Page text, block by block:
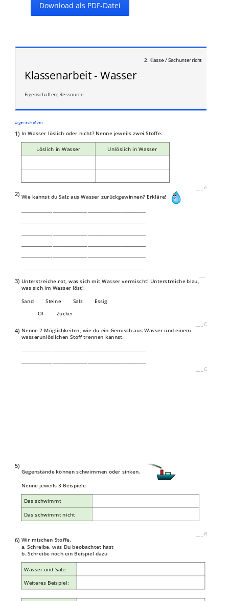
Download als PDF-Datei
2. Klasse / Sachunterricht
Klassenarbeit - Wasser
Eigenschaften; Ressource
Eigenschaften
1) In Wasser löslich oder nicht? Nenne jeweils zwei Stoffe.
Löslich in Wasser Unlöslich in Wasser
/4P
2) Wie kannst du Salz aus Wasser zurückgewinnen? Erkläre!
3) Unterstreiche rot, was sich mit Wasser vermischt! Unterstreiche blau,
was sich im Wasser löst!
Sand Steine Salz Essig
Öl Zucker
/3P
4) Nenne 2 Möglichkeiten, wie du ein Gemisch aus Wasser und einem
wasserunlöslichen Stoff trennen kannst.
/2P
5)
Gegenstände können schwimmen oder sinken.
Nenne jeweils 3 Beispiele.
Das schwimmt
Das schwimmt nicht
/6P
6) Wir mischen Stoffe.
a. Schreibe, was Du beobachtet hast
b. Schreibe noch ein Beispiel dazu
Wasser und Salz:
Weiteres Beispiel: